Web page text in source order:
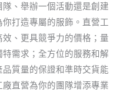
、舉辦一個活動還是創建
打造專屬的服飾。直營工
、更具競爭力的價格；量
需求；全方位的服務和解
質量的保證和準時交貨能
直營為你的團隊增添專業